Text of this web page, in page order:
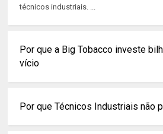
técnicos industriais. ...
Por que a Big Tobacco investe
vício
Por que Técnicos Industriais não